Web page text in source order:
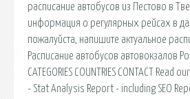
расписание автобусов из Пестово в
информация о регулярных рейсах в
пожалуйста, напишите актуальное
Расписание автобусов автовокзалов
CATEGORIES COUNTRIES CONTACT Read
- Stat Analysis Report - including SEO